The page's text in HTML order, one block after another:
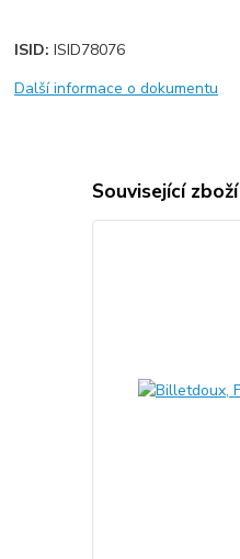
ISID:ISID78076
Další informace o dokumentu
Související zboží